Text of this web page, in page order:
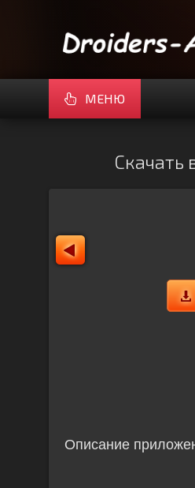
МЕНЮ
Скачать
Описание